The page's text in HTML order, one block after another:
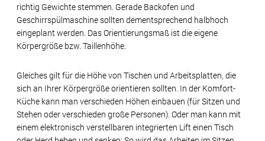
richtig Gewichte stemmen. Gerade Backofen und
Geschirrspülmaschine sollten dementsprechend halbhoch
eingeplant werden. Das Orientierungsmaß ist die eigene
Körpergröße bzw. Taillenhöhe.
Gleiches gilt für die Höhe von Tischen und Arbeitsplatten, die
sich an Ihrer Körpergröße orientieren sollten. In der Komfort-
Küche kann man verschieden Höhen einbauen (für Sitzen und
Stehen oder verschieden große Personen). Oder man kann mit
einem elektronisch verstellbaren integrierten Lift einen Tisch